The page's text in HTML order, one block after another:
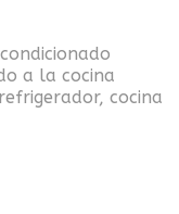
a la cocina
cocina